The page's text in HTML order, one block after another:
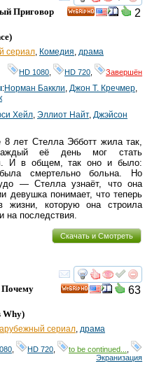
смотреть
2
Приговор
)
сериал, Комедия, драма
HD 1080 HD 720 Завершён
:Норман Баккли, Джон Т. Кречмер,
Хейл, Эллиот Найт, Джэйсон
8 лет Стелла Эбботт жила так,
её день мог стать
И в общем, так оно и было:
смертельно больна. Но
— Стелла узнаёт, что она
девушка понимает, что теперь
жизни, которую она строила
на последствия.
Скачать и Смотреть
смотреть
63
Почему
Why)
сериал драма
HD 720 to be continued...
Экранизация